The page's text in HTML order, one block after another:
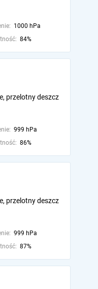
1000 hPa
84%
przelotny deszcz
999 hPa
86%
przelotny deszcz
999 hPa
87%